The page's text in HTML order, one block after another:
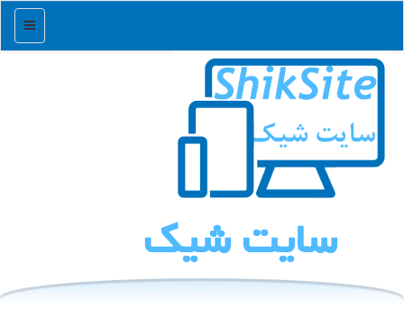
منو
سایت شیك